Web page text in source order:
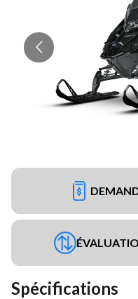
Spécifications